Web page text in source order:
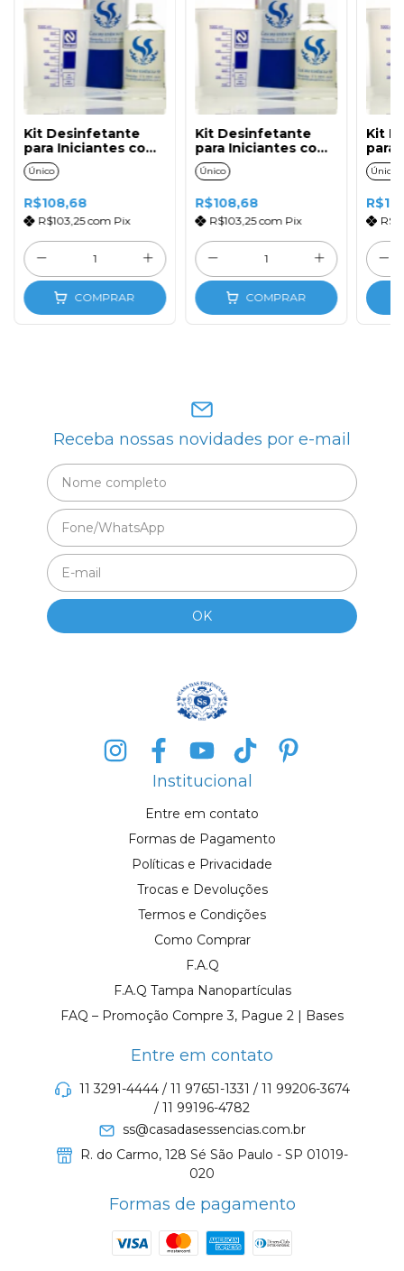
Kit Desinfetante
para Iniciantes com
Essência Lavanda
Único
R$108,68
R$103,25com Pix
COMPRAR
Kit Desinfetante
para Iniciantes com
Essência Otimum
Único
R$108,68
R$103,25com Pix
COMPRAR
Kit
para
Único
Receba nossas novidades por e-mail
Institucional
Entre em contato
Formas de Pagamento
Políticas e Privacidade
Trocas e Devoluções
Termos e Condições
Como Comprar
F.A.Q
F.A.Q Tampa Nanopartículas
FAQ – Promoção Compre 3, Pague 2 | Bases
Entre em contato
11 3291-4444 / 11 97651-1331 / 11 99206-3674
/ 11 99196-4782
ss@casadasessencias.com.br
R. do Carmo, 128 Sé São Paulo - SP 01019-
020
Formas de pagamento